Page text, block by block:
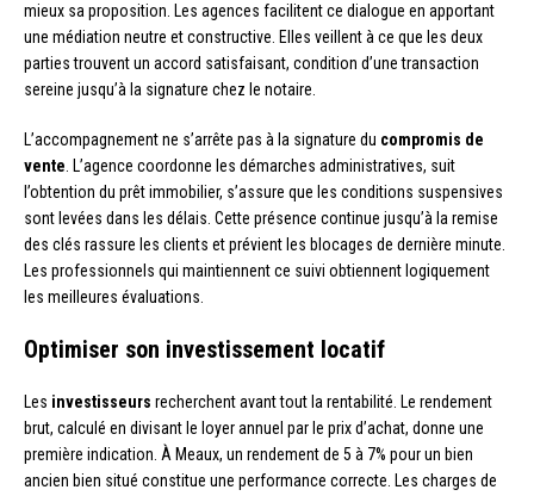
mieux sa proposition. Les agences facilitent ce dialogue en apportant
une médiation neutre et constructive. Elles veillent à ce que les deux
parties trouvent un accord satisfaisant, condition d’une transaction
sereine jusqu’à la signature chez le notaire.
L’accompagnement ne s’arrête pas à la signature du compromis de
vente. L’agence coordonne les démarches administratives, suit
l’obtention du prêt immobilier, s’assure que les conditions suspensives
sont levées dans les délais. Cette présence continue jusqu’à la remise
des clés rassure les clients et prévient les blocages de dernière minute.
Les professionnels qui maintiennent ce suivi obtiennent logiquement
les meilleures évaluations.
Optimiser son investissement locatif
Les investisseurs recherchent avant tout la rentabilité. Le rendement
brut, calculé en divisant le loyer annuel par le prix d’achat, donne une
première indication. À Meaux, un rendement de 5 à 7% pour un bien
ancien bien situé constitue une performance correcte. Les charges de